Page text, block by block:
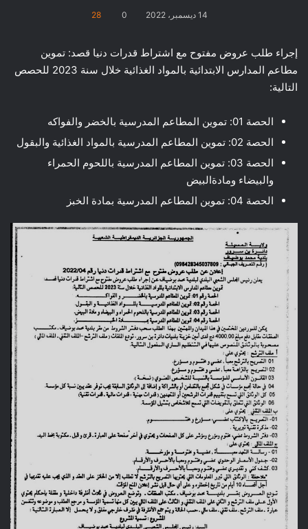
14 ديسمبر، 2022 0
28
إجراء طلب عروض مفتوح مع اشتراط قدرات دنيا قصد: تموين
مطاعم المدارس الابتدائية بالمواد الغذائية خلال سنة 2023 للحصص
التالية:
الحصة 01: تموين المطاعم المدرسية بالخضر والفواكه
الحصة 02: تموين المطاعم المدرسية بالمواد الغذائية والبقول
الحصة 03: تموين المطاعم المدرسية باللحوم الحمراء
والبيضاء ومادةالبيض
الحصة 04: تموين المطاعم المدرسية بمادة الخبز